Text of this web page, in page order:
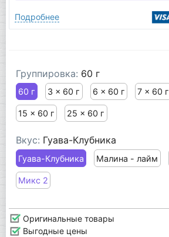
Подробнее
Группировка: 60 г
60 г 3 x 60 г 6 x 60 г 7 x 60 г
15 x 60 г 25 x 60 г
Вкус: Гуава-Клубника
Гуава-Клубника Малина - лайм
Микс 2
Оригинальные товары
Выгодные цены